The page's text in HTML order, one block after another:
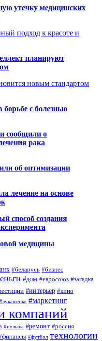
утечку медицинских
подход к красоте и
планируют
новым стандартом
с болезнью
сообщили о
рака
об оптимизации
лечение на основе
способ создания
медицины
#беларусь #бизнес
#дом #евросоюз #загадка
#интерьер #кино
#лукашенко #маркетинг
компаний
#польша #ремонт #россия
#футбол технологии